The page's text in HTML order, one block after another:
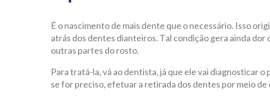
É o nascimento de mais dente que o necessário. Isso
atrás dos dentes dianteiros. Tal condição gera ainda dor
outras partes do rosto.
Para tratá-la, vá ao dentista, já que ele vai diagnosticar o
se for preciso, efetuar a retirada dos dentes por meio de